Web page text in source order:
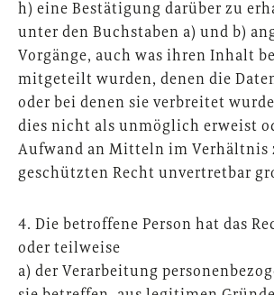
h) eine Bestätigung darüber zu
unter den Buchstaben a) und b)
Vorgänge, auch was ihren Inhalt
mitgeteilt wurden, denen die
oder bei denen sie verbreitet
dies nicht als unmöglich erweist
Aufwand an Mitteln im Verhältnis
geschützten Recht unvertretbar
4. Die betroffene Person hat das
oder teilweise
a) der Verarbeitung